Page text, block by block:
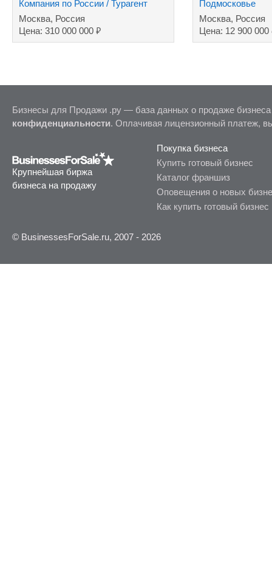
Компания по России / Турагент
туров за рубеж
Москва, Россия
Цена: 310 000 000 ₽
Подмосковье
Москва, Россия
Цена: 12 900 000
Бизнесы для Продажи .ру — база данных о продаже
конфиденциальности. Оплачивая лицензионный платеж,
Крупнейшая биржа
бизнеса на продажу
Покупка бизнеса
Купить готовый бизнес
Каталог франшиз
Оповещения о новых
Как купить готовый бизнес
© BusinessesForSale.ru, 2007 - 2026